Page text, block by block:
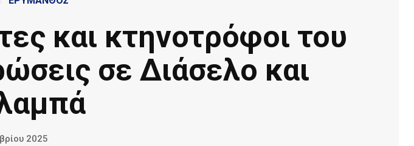
και κτηνοτρόφοι του
σε Διάσελο και
2025